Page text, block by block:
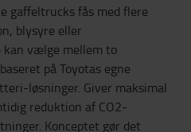
gaffeltrucks fås med flere
blysyre eller
kan vælge mellem to
på Toyotas egne
løsninger. Giver maksimal
reduktion af CO2-
Konceptet gør det